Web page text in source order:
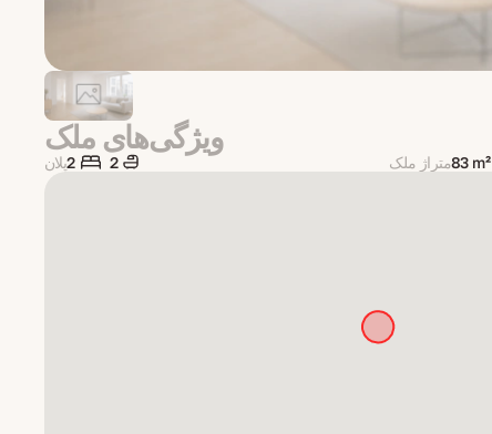
ویژگی‌های ملک
پلان2 2 متراژ ملک83 m²